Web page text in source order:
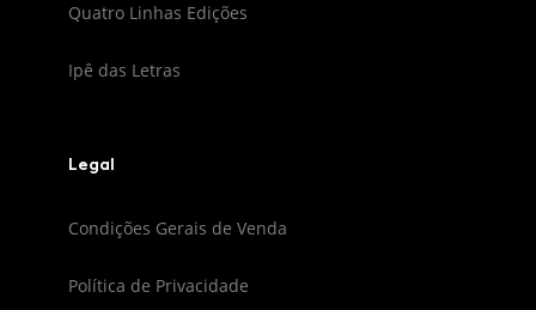
Quatro Linhas Edições
Ipê das Letras
Legal
Condições Gerais de Venda
Política de Privacidade